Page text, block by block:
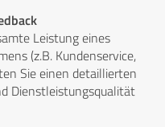
Leistung eines
(z.B. Kundenservice,
Sie einen detaillierten
Dienstleistungsqualität